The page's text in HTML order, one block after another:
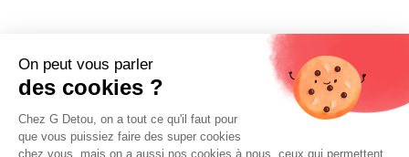
Liens utiles